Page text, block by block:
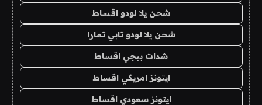
شحن يلا لودو اقساط
شحن يلا لودو تابي تمارا
شدات ببجي اقساط
ايتونز امريكي اقساط
ايتونز سعودي اقساط